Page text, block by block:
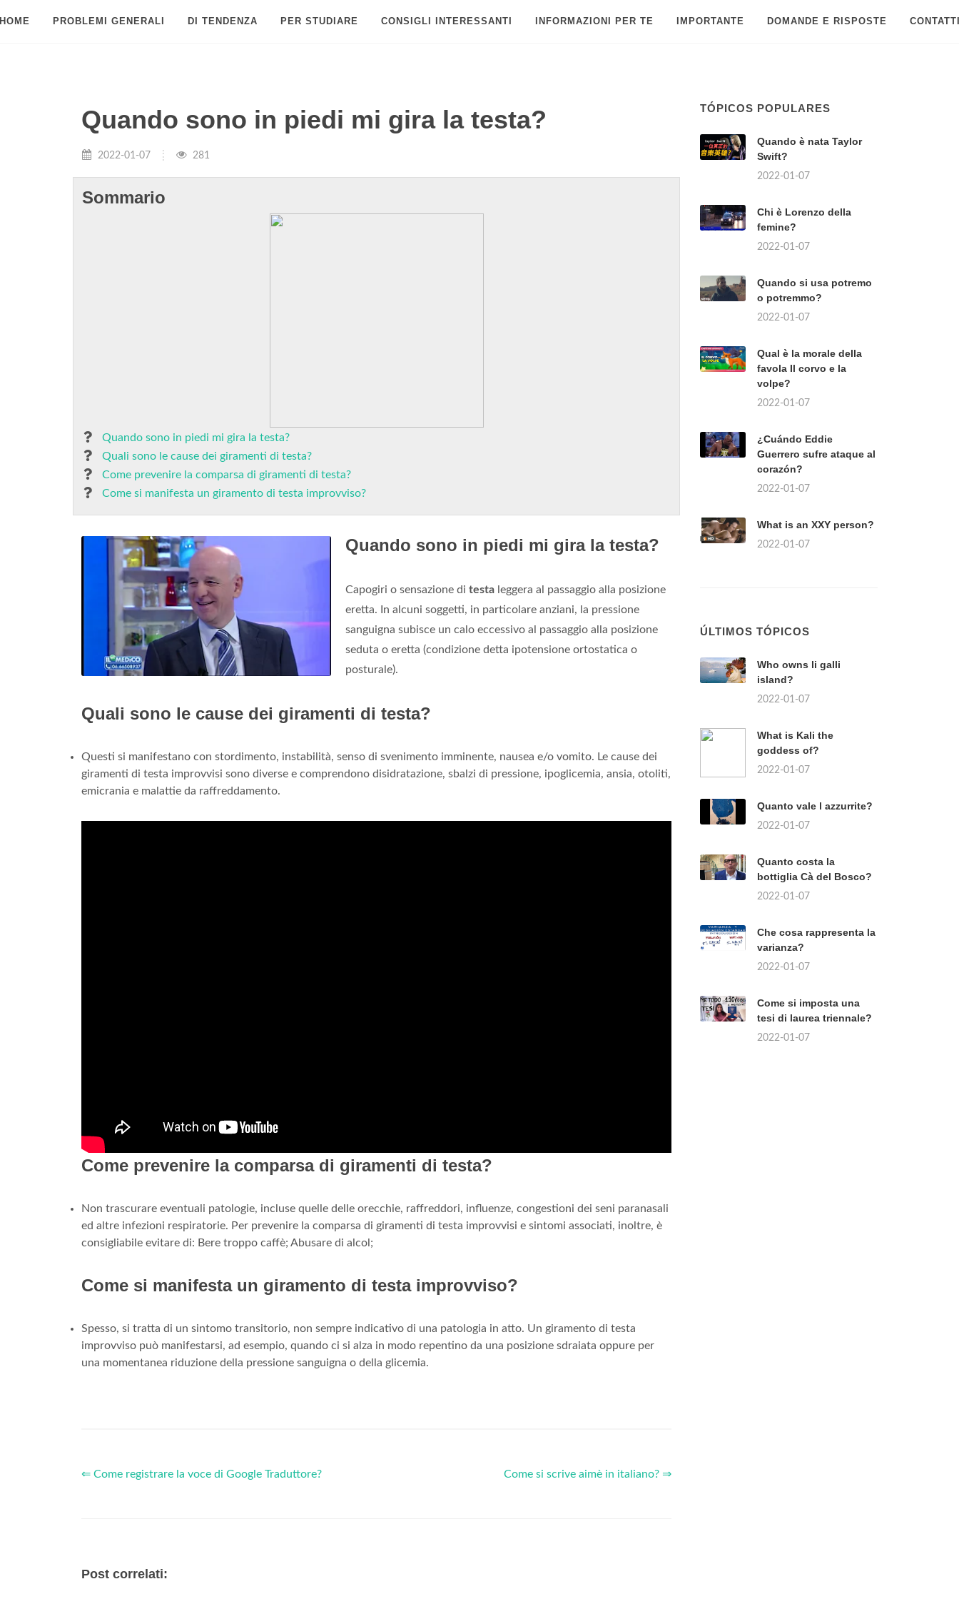
PROBLEMI GENERALI DI TENDENZA PER STUDIARE CONSIGLI INTERESSANTI INFORMAZIONI PER TE IMPORTANTE DOMANDE E RISPOSTE
Quando sono in piedi mi gira la testa?
2022-01-07 281
Sommario
Quando sono in piedi mi gira la testa?
Quali sono le cause dei giramenti di testa?
Come prevenire la comparsa di giramenti di testa?
Come si manifesta un giramento di testa improvviso?
Quando sono in piedi mi gira la testa?
Capogiri o sensazione di testa leggera al passaggio alla posizione
eretta. In alcuni soggetti, in particolare anziani, la pressione
sanguigna subisce un calo eccessivo al passaggio alla posizione
seduta o eretta (condizione detta ipotensione ortostatica o
posturale).
Quali sono le cause dei giramenti di testa?
Questi si manifestano con stordimento, instabilità, senso di svenimento imminente, nausea e/o vomito. Le cause dei
giramenti di testa improvvisi sono diverse e comprendono disidratazione, sbalzi di pressione, ipoglicemia, ansia, otoliti,
emicrania e malattie da raffreddamento.
Come prevenire la comparsa di giramenti di testa?
Non trascurare eventuali patologie, incluse quelle delle orecchie, raffreddori, influenze, congestioni dei seni paranasali
ed altre infezioni respiratorie. Per prevenire la comparsa di giramenti di testa improvvisi e sintomi associati, inoltre, è
consigliabile evitare di: Bere troppo caffè; Abusare di alcol;
Come si manifesta un giramento di testa improvviso?
Spesso, si tratta di un sintomo transitorio, non sempre indicativo di una patologia in atto. Un giramento di testa
improvviso può manifestarsi, ad esempio, quando ci si alza in modo repentino da una posizione sdraiata oppure per
una momentanea riduzione della pressione sanguigna o della glicemia.
⇐ Come registrare la voce di Google Traduttore? Come si scrive aimè in italiano? ⇒
Post correlati:
TÓPICOS POPULARES
Quando è nata Taylor
Swift?
2022-01-07
Chi è Lorenzo della
femine?
2022-01-07
Quando si usa potremo
o potremmo?
2022-01-07
Qual è la morale della
favola Il corvo e la
volpe?
2022-01-07
¿Cuándo Eddie
Guerrero sufre ataque al
corazón?
2022-01-07
What is an XXY person?
2022-01-07
ÚLTIMOS TÓPICOS
Who owns li galli
island?
2022-01-07
What is Kali the
goddess of?
2022-01-07
Quanto vale l azzurrite?
2022-01-07
Quanto costa la
bottiglia Cà del Bosco?
2022-01-07
Che cosa rappresenta la
varianza?
2022-01-07
Come si imposta una
tesi di laurea triennale?
2022-01-07